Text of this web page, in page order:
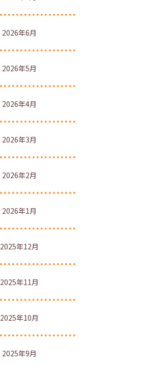
2026年6月
2026年5月
2026年4月
2026年3月
2026年2月
2026年1月
2025年12月
2025年11月
2025年10月
2025年9月